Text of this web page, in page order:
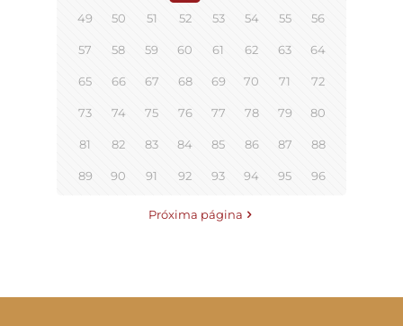
49 50 51 52 53 54 55 56
57 58 59 60 61 62 63 64
65 66 67 68 69 70 71 72
73 74 75 76 77 78 79 80
81 82 83 84 85 86 87 88
89 90 91 92 93 94 95 96
Próxima página